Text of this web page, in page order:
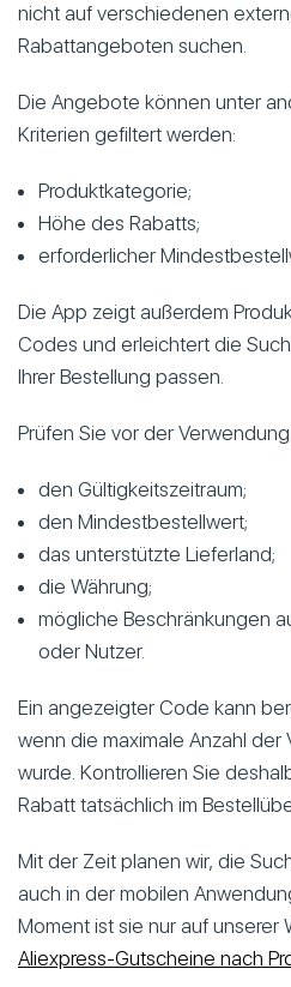
nicht auf verschiedenen
Rabattangeboten suchen.
Die Angebote können unter
Kriterien gefiltert werden:
Produktkategorie;
Höhe des Rabatts;
erforderlicher
Die App zeigt außerdem
Codes und erleichtert die
Ihrer Bestellung passen.
Prüfen Sie vor der Verwendung
den Gültigkeitszeitraum;
den Mindestbestellwert;
das unterstützte Lieferland;
die Währung;
mögliche Beschränkungen
oder Nutzer.
Ein angezeigter Code kann
wenn die maximale Anzahl
wurde. Kontrollieren Sie
Rabatt tatsächlich im
Mit der Zeit planen wir, die
auch in der mobilen
Moment ist sie nur auf unserer
Aliexpress-Gutscheine nach